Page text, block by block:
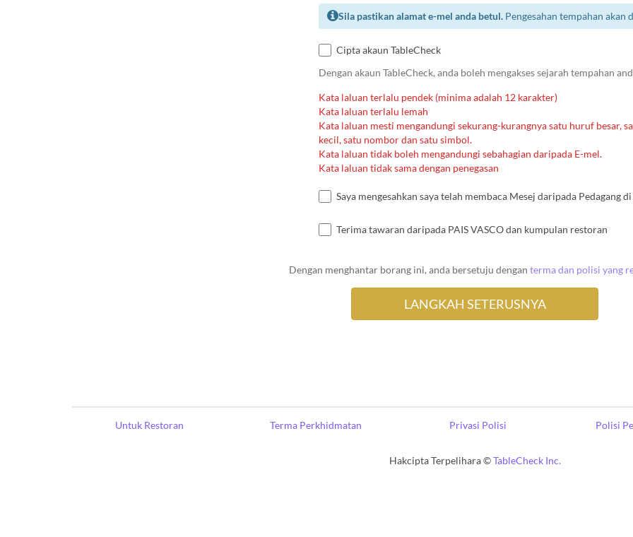
Sila pastikan alamat e-mel anda betul.Pengesahan tempahan akan
Cipta akaun TableCheck
Dengan akaun TableCheck, anda boleh mengakses sejarah tempahan
Kata laluan terlalu pendek (minima adalah 12 karakter)
Kata laluan terlalu lemah
Kata laluan mesti mengandungi sekurang-kurangnya satu huruf besar,
kecil, satu nombor dan satu simbol.
Kata laluan tidak boleh mengandungi sebahagian daripada E-mel.
Kata laluan tidak sama dengan penegasan
Saya mengesahkan saya telah membaca Mesej daripada Pedagang
Terima tawaran daripada PAIS VASCO dan kumpulan restoran
Dengan menghantar borang ini, anda bersetuju denganterma dan polisi yang
Untuk Restoran Terma Perkhidmatan Privasi Polisi Polisi
Hakcipta Terpelihara ©TableCheck Inc.